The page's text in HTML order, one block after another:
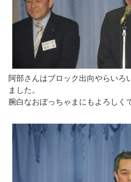
阿部さんはブロック出向やらいろ
ました。
腕白なおぼっちゃまにもよろしく